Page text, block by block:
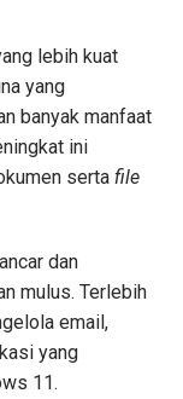
lebih kuat
yang
banyak manfaat
ini
serta file
dan
mulus. Terlebih
email,
yang
11.